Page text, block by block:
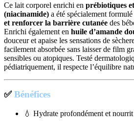
Ce lait corporel enrichi en prébiotiques
(niacinamide) a été spécialement
et renforcer la barrière cutanée des
Enrichi également en huile d’amande
douceur et apaise les sensations de
facilement absorbée sans laisser de film
sensibles ou atopiques. Testé
pédiatriquement, il respecte l’équilibre
✅ Bénéfices
💧 Hydrate profondément et